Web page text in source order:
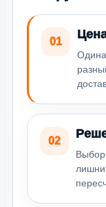
01
02
Выбор